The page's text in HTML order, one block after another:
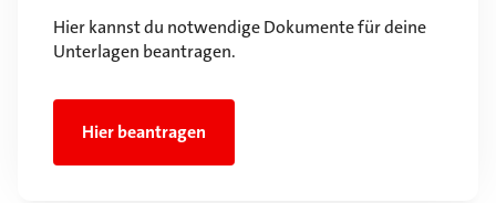
Hier kannst du notwendige Dokumente für deine
Unterlagen beantragen.
Hier beantragen